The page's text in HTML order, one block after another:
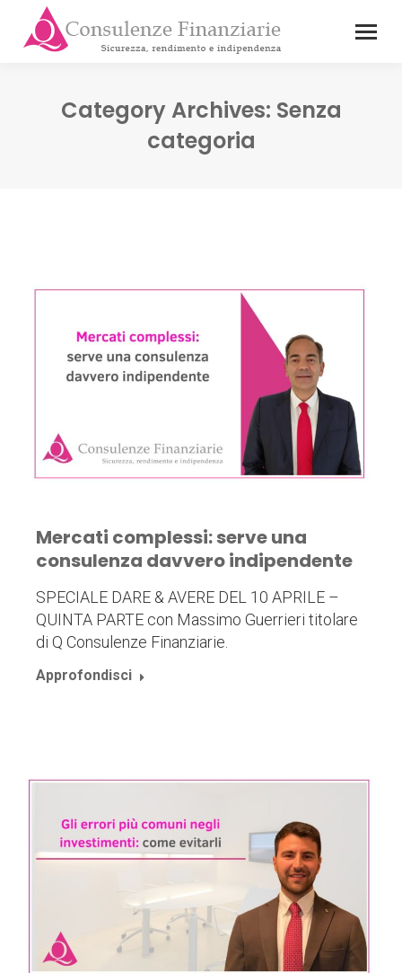
Category Archives: Senza
categoria
Mercati complessi: serve una
consulenza davvero indipendente
SPECIALE DARE & AVERE DEL 10 APRILE –
QUINTA PARTE con Massimo Guerrieri titolare
di Q Consulenze Finanziarie.
Approfondisci